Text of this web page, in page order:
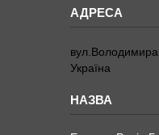
вул.Володимира
Україна